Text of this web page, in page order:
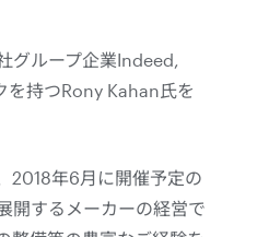
グループ企業Indeed,
を持つRony Kahan氏を
2018年6月に開催予定の
開するメーカーの経営で